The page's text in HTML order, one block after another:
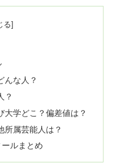
んな人？
？
大学どこ？偏差値は？
所属芸能人は？
ルまとめ